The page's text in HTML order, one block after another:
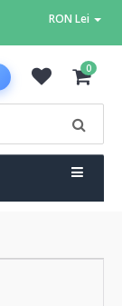
RON Lei
0